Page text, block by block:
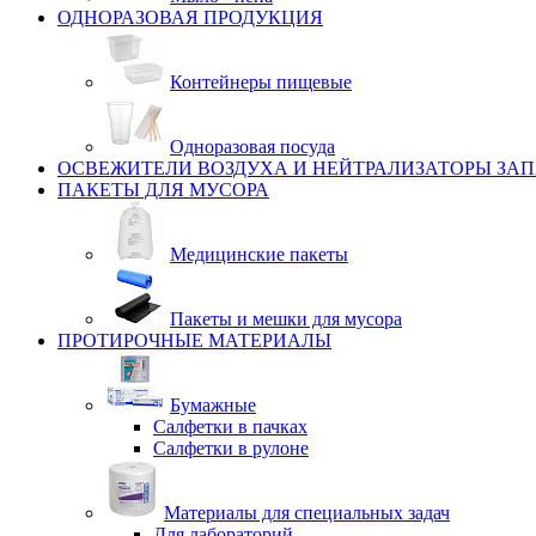
ОДНОРАЗОВАЯ ПРОДУКЦИЯ
Контейнеры пищевые
Одноразовая посуда
ОСВЕЖИТЕЛИ ВОЗДУХА И НЕЙТРАЛИЗАТОРЫ
ПАКЕТЫ ДЛЯ МУСОРА
Медицинские пакеты
Пакеты и мешки для мусора
ПРОТИРОЧНЫЕ МАТЕРИАЛЫ
Бумажные
Салфетки в пачках
Салфетки в рулоне
Материалы для специальных задач